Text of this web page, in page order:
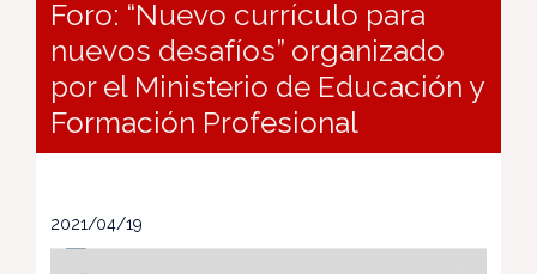
Foro: “Nuevo currículo para
nuevos desafíos” organizado
por el Ministerio de Educación y
Formación Profesional
2021/04/19